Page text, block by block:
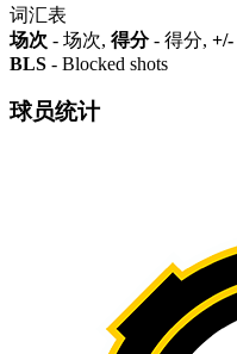
词汇表
场次 - 场次, 得分- 得分, +/-
BLS - Blocked shots
球员统计